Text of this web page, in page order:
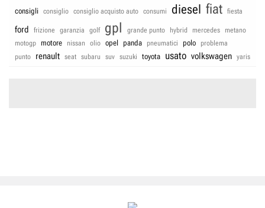
consigli consiglio consiglio acquisto auto consumi diesel fiat fiesta
ford frizione garanzia golf gpl grande punto hybrid mercedes
metano
motogp
motore nissan olio opel panda pneumatici polo
problema
punto
renault seat subaru suv suzuki toyota usato volkswagen yaris